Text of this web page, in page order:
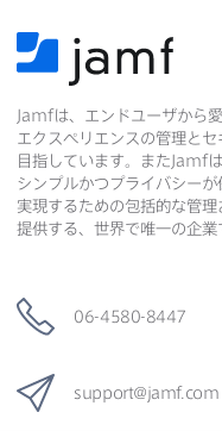
Jamfは、​エンドユーザから​
エクスペリエンスの​管理と​
目指しています。​また Jamf
シンプルかつプライバシーが​
実現する​ための​包括的な​管
提供する、​世界で​唯一の​企業
06-4580-8447
support@jamf. com